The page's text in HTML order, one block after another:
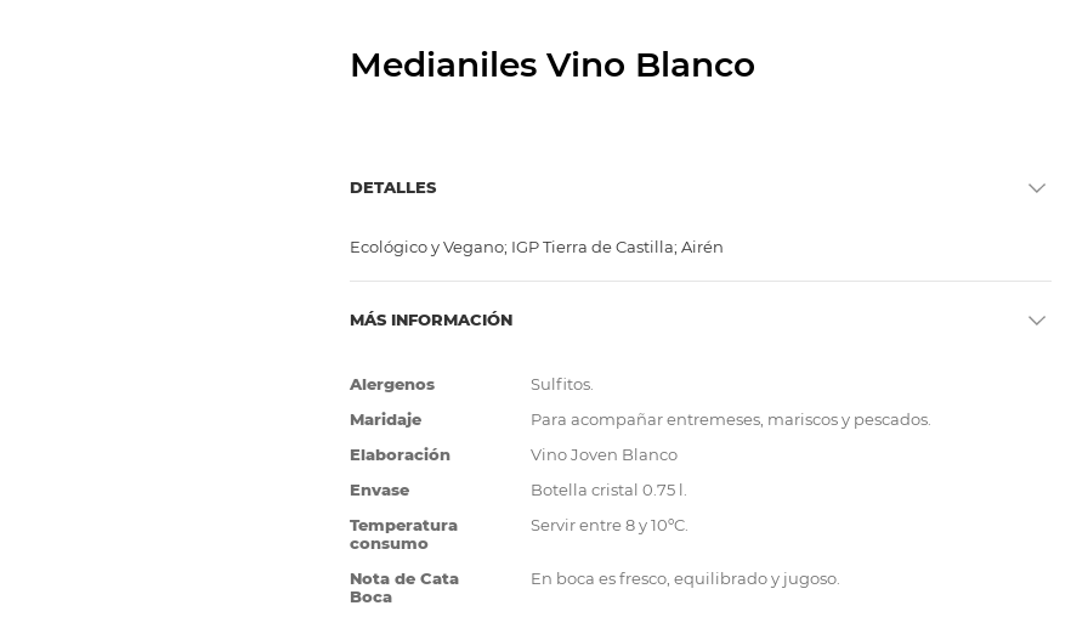
Medianiles Vino Blanco
DETALLES
Ecológico y Vegano; IGP Tierra de Castilla; Airén
MÁS INFORMACIÓN
Más
Información
Alergenos
Sulfitos.
Maridaje
Para acompañar entremeses, mariscos y pescados.
Elaboración
Vino Joven Blanco
Envase
Botella cristal 0.75 l.
Temperatura
consumo
Servir entre 8 y 10ºC.
Nota de Cata
Boca
En boca es fresco, equilibrado y jugoso.